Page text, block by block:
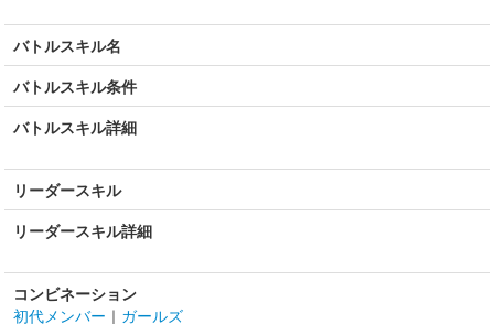
バトルスキル名
バトルスキル条件
バトルスキル詳細
リーダースキル
リーダースキル詳細
コンビネーション
初代メンバー ｜ ガールズ